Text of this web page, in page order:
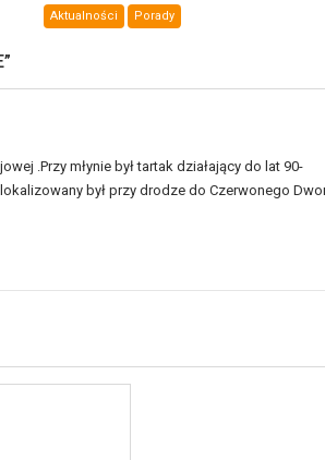
Aktualności Porady
”
.Przy młynie był tartak działający do lat 90-
był przy drodze do Czerwonego